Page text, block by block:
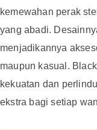
kemewahan perak
yang abadi.
menjadikannya
maupun kasual.
kekuatan dan
ekstra bagi setiap